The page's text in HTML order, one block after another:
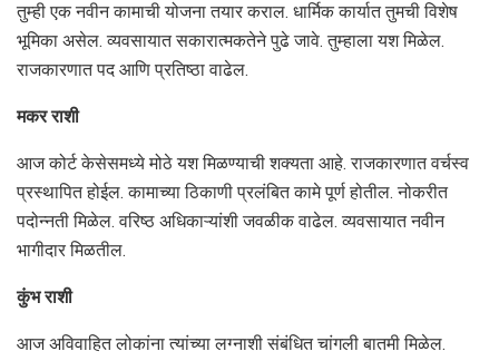
तुम्ही एक नवीन कामाची योजना तयार कराल. धार्मिक कार्यात तुमची विशेष
भूमिका असेल. व्यवसायात सकारात्मकतेने पुढे जावे. तुम्हाला यश मिळेल.
राजकारणात पद आणि प्रतिष्ठा वाढेल.
मकर राशी
आज कोर्ट केसेसमध्ये मोठे यश मिळण्याची शक्यता आहे. राजकारणात वर्चस्व
प्रस्थापित होईल. कामाच्या ठिकाणी प्रलंबित कामे पूर्ण होतील. नोकरीत
पदोन्नती मिळेल. वरिष्ठ अधिकाऱ्यांशी जवळीक वाढेल. व्यवसायात नवीन
भागीदार मिळतील.
कुंभ राशी
आज अविवाहित लोकांना त्यांच्या लग्नाशी संबंधित चांगली बातमी मिळेल.